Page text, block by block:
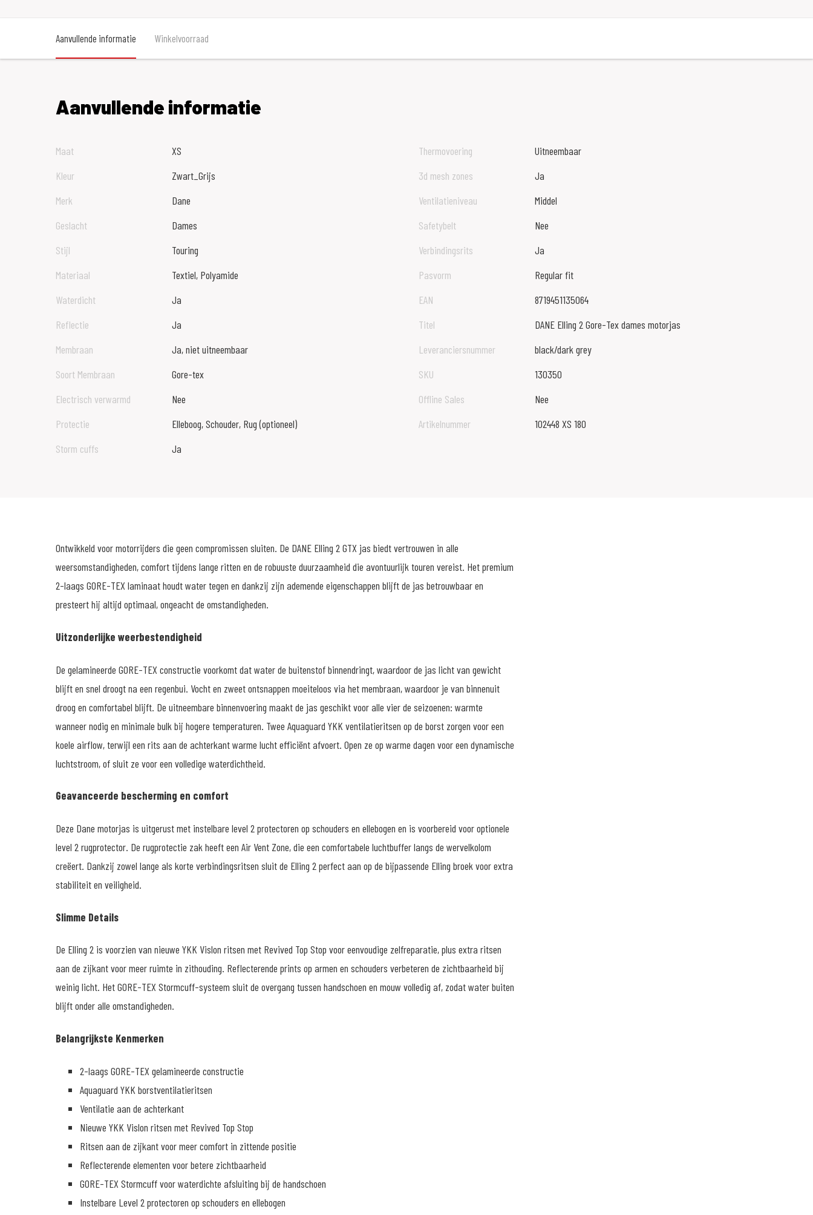
Aanvullende informatie Winkelvoorraad
Aanvullende informatie
Maat
XS
Kleur
Zwart_Grijs
Merk
Dane
Geslacht
Dames
Stijl
Touring
Materiaal
Textiel, Polyamide
Waterdicht
Ja
Reflectie
Ja
Membraan
Ja, niet uitneembaar
Soort Membraan
Gore-tex
Electrisch verwarmd
Nee
Protectie
Elleboog, Schouder, Rug (optioneel)
Storm cuffs
Ja
Thermovoering
Uitneembaar
3d mesh zones
Ja
Ventilatieniveau
Middel
Safetybelt
Nee
Verbindingsrits
Ja
Pasvorm
Regular fit
EAN
8719451135064
Titel
DANE Elling 2 Gore-Tex dames motorjas
Leveranciersnummer
black/dark grey
SKU
130350
Offline Sales
Nee
Artikelnummer
102448 XS 180
Ontwikkeld voor motorrijders die geen compromissen sluiten. De DANE Elling 2 GTX jas biedt vertrouwen in alle
weersomstandigheden, comfort tijdens lange ritten en de robuuste duurzaamheid die avontuurlijk touren vereist. Het premium
2-laags GORE-TEX laminaat houdt water tegen en dankzij zijn ademende eigenschappen blijft de jas betrouwbaar en
presteert hij altijd optimaal, ongeacht de omstandigheden.
Uitzonderlijke weerbestendigheid
De gelamineerde GORE-TEX constructie voorkomt dat water de buitenstof binnendringt, waardoor de jas licht van gewicht
blijft en snel droogt na een regenbui. Vocht en zweet ontsnappen moeiteloos via het membraan, waardoor je van binnenuit
droog en comfortabel blijft. De uitneembare binnenvoering maakt de jas geschikt voor alle vier de seizoenen: warmte
wanneer nodig en minimale bulk bij hogere temperaturen. Twee Aquaguard YKK ventilatieritsen op de borst zorgen voor een
koele airflow, terwijl een rits aan de achterkant warme lucht efficiënt afvoert. Open ze op warme dagen voor een dynamische
luchtstroom, of sluit ze voor een volledige waterdichtheid.
Geavanceerde bescherming en comfort
Deze Dane motorjas is uitgerust met instelbare level 2 protectoren op schouders en ellebogen en is voorbereid voor optionele
level 2 rugprotector. De rugprotectie zak heeft een Air Vent Zone, die een comfortabele luchtbuffer langs de wervelkolom
creëert. Dankzij zowel lange als korte verbindingsritsen sluit de Elling 2 perfect aan op de bijpassende Elling broek voor extra
stabiliteit en veiligheid.
Slimme Details
De Elling 2 is voorzien van nieuwe YKK Vislon ritsen met Revived Top Stop voor eenvoudige zelfreparatie, plus extra ritsen
aan de zijkant voor meer ruimte in zithouding. Reflecterende prints op armen en schouders verbeteren de zichtbaarheid bij
weinig licht. Het GORE-TEX Stormcuff-systeem sluit de overgang tussen handschoen en mouw volledig af, zodat water buiten
blijft onder alle omstandigheden.
Belangrijkste Kenmerken
2-laags GORE-TEX gelamineerde constructie
Aquaguard YKK borstventilatieritsen
Ventilatie aan de achterkant
Nieuwe YKK Vislon ritsen met Revived Top Stop
Ritsen aan de zijkant voor meer comfort in zittende positie
Reflecterende elementen voor betere zichtbaarheid
GORE-TEX Stormcuff voor waterdichte afsluiting bij de handschoen
Instelbare Level 2 protectoren op schouders en ellebogen